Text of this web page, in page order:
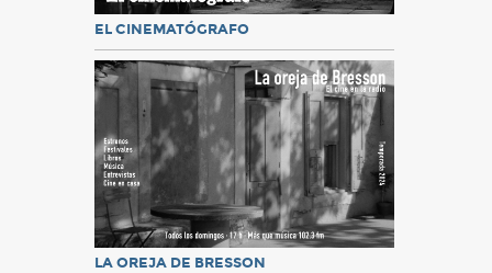
EL CINEMATÓGRAFO
LA OREJA DE BRESSON